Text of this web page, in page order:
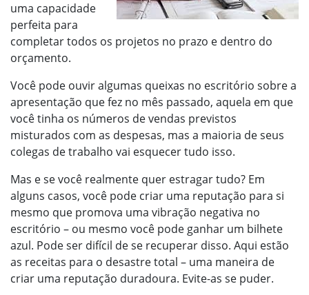
uma capacidade
perfeita para
completar todos os projetos no prazo e dentro do
orçamento.
Você pode ouvir algumas queixas no escritório sobre a
apresentação que fez no mês passado, aquela em que
você tinha os números de vendas previstos
misturados com as despesas, mas a maioria de seus
colegas de trabalho vai esquecer tudo isso.
Mas e se você realmente quer estragar tudo? Em
alguns casos, você pode criar uma reputação para si
mesmo que promova uma vibração negativa no
escritório – ou mesmo você pode ganhar um bilhete
azul. Pode ser difícil de se recuperar disso. Aqui estão
as receitas para o desastre total – uma maneira de
criar uma reputação duradoura. Evite-as se puder.